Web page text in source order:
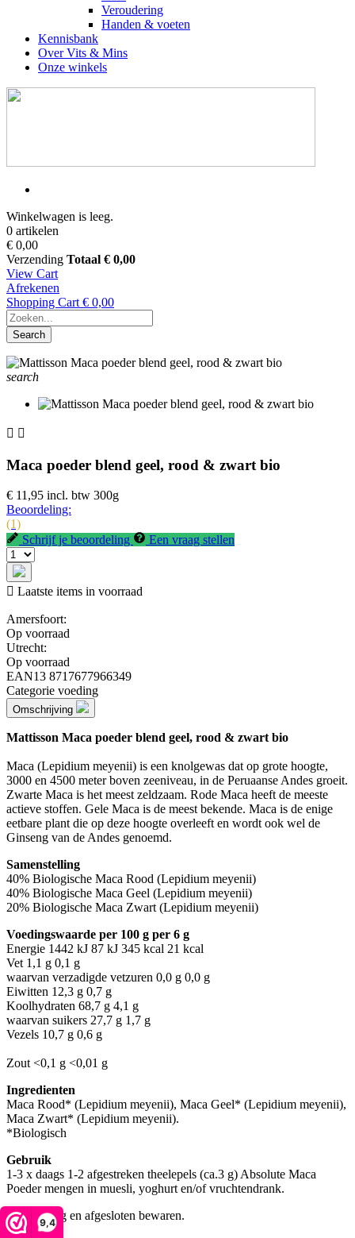
9,4
Veroudering
Handen & voeten
Kennisbank
Over Vits & Mins
Onze winkels
Winkelwagen is leeg.
0 artikelen
€ 0,00
Verzending Totaal € 0,00
View Cart
Afrekenen
Shopping Cart € 0,00
Search
search
 
Maca poeder blend geel, rood & zwart bio
€ 11,95 incl. btw 300g
Beoordeling:
(1)
Schrijf je beoordeling
Een vraag stellen
 Laatste items in voorraad
Amersfoort:
Op voorraad
Utrecht:
Op voorraad
EAN13 8717677966349
Categorie voeding
Omschrijving
Mattisson Maca poeder blend geel, rood & zwart bio
Maca (Lepidium meyenii) is een knolgewas dat op grote hoogte,
3000 en 4500 meter boven zeeniveau, in de Peruaanse Andes groeit.
Zwarte Maca is het meest zeldzaam. Rode Maca heeft de meeste
actieve stoffen. Gele Maca is de meest bekende. Maca is de enige
eetbare plant die op deze hoogte overleeft en wordt ook wel de
Ginseng van de Andes genoemd.
Samenstelling
40% Biologische Maca Rood (Lepidium meyenii)
40% Biologische Maca Geel (Lepidium meyenii)
20% Biologische Maca Zwart (Lepidium meyenii)
Voedingswaarde per 100 g per 6 g
Energie 1442 kJ 87 kJ 345 kcal 21 kcal
Vet 1,1 g 0,1 g
waarvan verzadigde vetzuren 0,0 g 0,0 g
Eiwitten 12,3 g 0,7 g
Koolhydraten 68,7 g 4,1 g
waarvan suikers 27,7 g 1,7 g
Vezels 10,7 g 0,6 g
Zout <0,1 g <0,01 g
Ingredienten
Maca Rood* (Lepidium meyenii), Maca Geel* (Lepidium meyenii),
Maca Zwart* (Lepidium meyenii).
*Biologisch
Gebruik
1-3 x daags 1-2 afgestreken theelepels (ca.3 g) Absolute Maca
Poeder mengen in muesli, yoghurt en/of vruchtendrank.
Koel, droog en afgesloten bewaren.